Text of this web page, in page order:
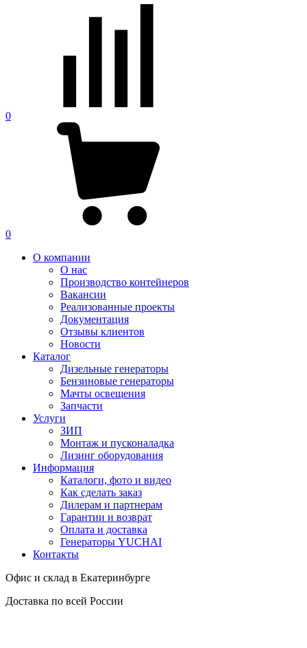
0
0
О компании
О нас
Производство контейнеров
Вакансии
Реализованные проекты
Документация
Отзывы клиентов
Новости
Каталог
Дизельные генераторы
Бензиновые генераторы
Мачты освещения
Запчасти
Услуги
ЗИП
Монтаж и пусконаладка
Лизинг оборудования
Информация
Каталоги, фото и видео
Как сделать заказ
Дилерам и партнерам
Гарантии и возврат
Оплата и доставка
Генераторы YUCHAI
Контакты
Офис и склад в Екатеринбурге
Доставка по всей России